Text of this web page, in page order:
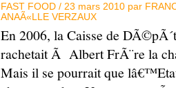
FAST FOOD / 23 mars 2010 par
ANAÃ«LLE VERZAUX
En 2006, la Caisse de
rachetait Ã Albert FrÃ¨re la
Mais il se pourrait que